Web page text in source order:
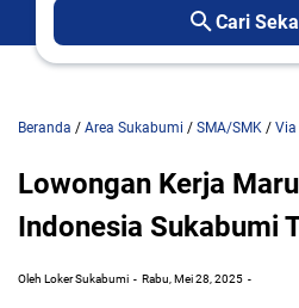
Cari
Beranda / Area Sukabumi / SMA/SMK / Via
Lowongan Kerja
Indonesia Sukabumi
Oleh Loker Sukabumi Rabu, Mei 28, 2025